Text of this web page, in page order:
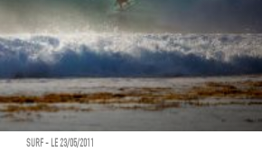
SURF - LE 23/05/2011